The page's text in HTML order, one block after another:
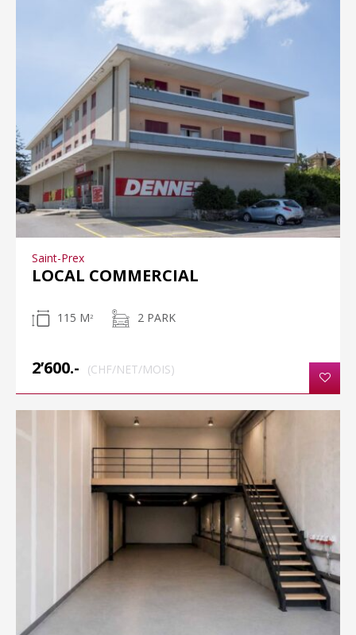
Saint-Prex
LOCAL COMMERCIAL
115 M 2 2 PARK
2’600.- (CHF/NET/MOIS)